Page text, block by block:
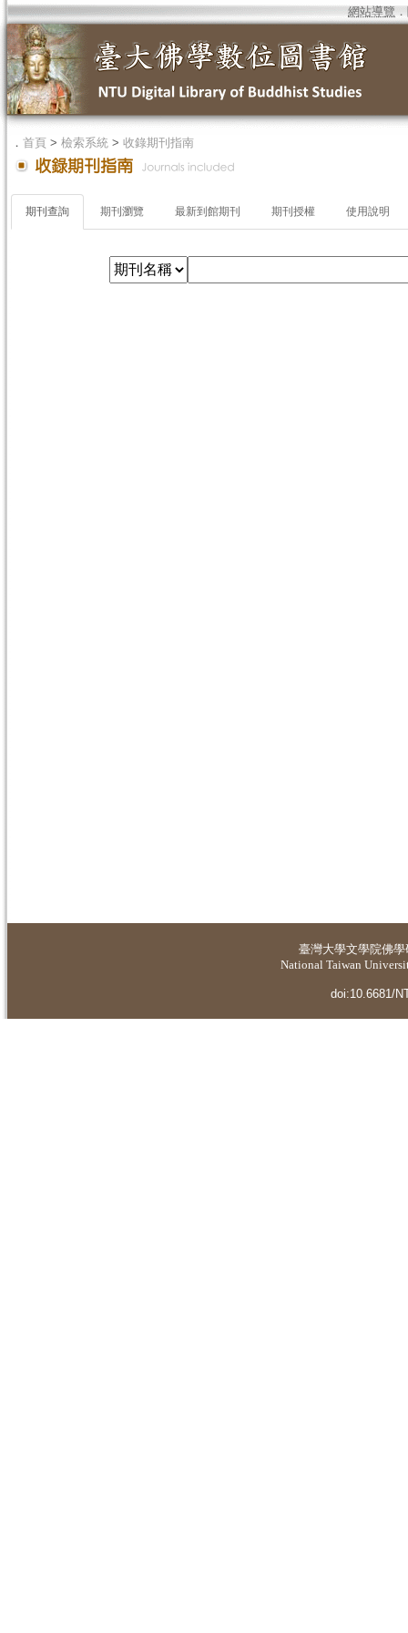
網站導覽 ．
． 首頁 > 檢索系統 > 收錄期刊指南
期刊查詢 期刊瀏覽 最新到館期刊 期刊授權 使用說明
臺灣大學文學院佛
National Taiwan
doi:10.6681/